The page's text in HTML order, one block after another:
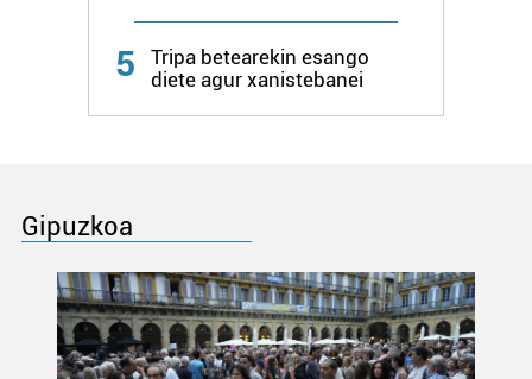
5
Tripa betearekin esango
diete agur xanistebanei
Gipuzkoa